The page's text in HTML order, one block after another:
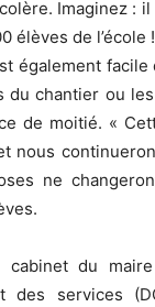
Imaginez : il
élèves de l’école
également
du chantier ou
de moitié. «
nous
ne
du
des services